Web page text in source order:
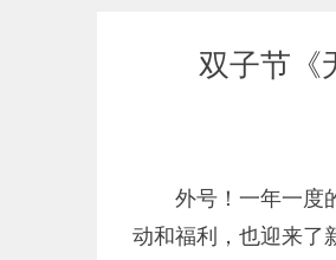
双子节《
外号！一年一度
动和福利，也迎来了